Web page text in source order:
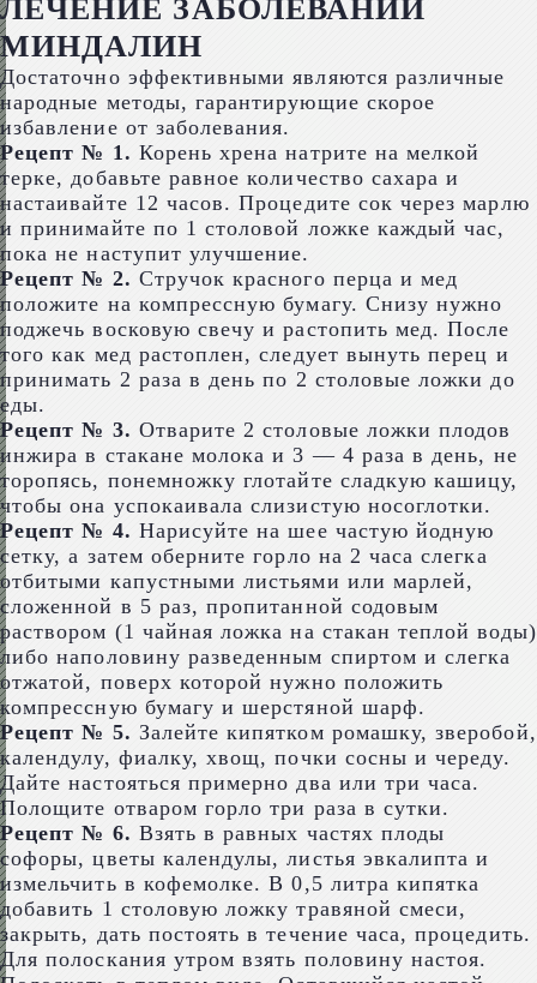
ЛЕЧЕНИЕ ЗАБОЛЕВАНИЙ
МИНДАЛИН
Достаточно эффективными являются различные
народные методы, гарантирующие скорое
избавление от заболевания.
Рецепт № 1. Корень хрена натрите на мелкой
терке, добавьте равное количество сахара и
настаивайте 12 часов. Процедите сок через марлю
и принимайте по 1 столовой ложке каждый час,
пока не наступит улучшение.
Рецепт № 2. Стручок красного перца и мед
положите на компрессную бумагу. Снизу нужно
поджечь восковую свечу и растопить мед. После
того как мед растоплен, следует вынуть перец и
принимать 2 раза в день по 2 столовые ложки до
еды.
Рецепт № 3. Отварите 2 столовые ложки плодов
инжира в стакане молока и 3 — 4 раза в день, не
торопясь, понемножку глотайте сладкую кашицу,
чтобы она успокаивала слизистую носоглотки.
Рецепт № 4. Нарисуйте на шее частую йодную
сетку, а затем оберните горло на 2 часа слегка
отбитыми капустными листьями или марлей,
сложенной в 5 раз, пропитанной содовым
раствором (1 чайная ложка на стакан теплой воды)
либо наполовину разведенным спиртом и слегка
отжатой, поверх которой нужно положить
компрессную бумагу и шерстяной шарф.
Рецепт № 5. Залейте кипятком ромашку, зверобой,
календулу, фиалку, хвощ, почки сосны и череду.
Дайте настояться примерно два или три часа.
Полощите отваром горло три раза в сутки.
Рецепт № 6. Взять в равных частях плоды
софоры, цветы календулы, листья эвкалипта и
измельчить в кофемолке. В 0,5 литра кипятка
добавить 1 столовую ложку травяной смеси,
закрыть, дать постоять в течение часа, процедить.
Для полоскания утром взять половину настоя.